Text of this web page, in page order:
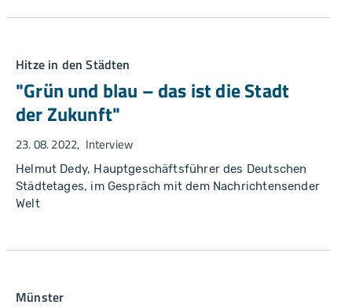
Hitze in den Städten
"Grün und blau – das ist die Stadt
der Zukunft"
23. 08. 2022 Interview
Helmut Dedy, Hauptgeschäftsführer des Deutschen
Städtetages, im Gespräch mit dem Nachrichtensender
Welt
Münster